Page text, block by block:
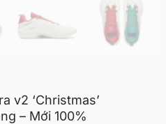
v2 ‘Christmas’
– Mới 100%